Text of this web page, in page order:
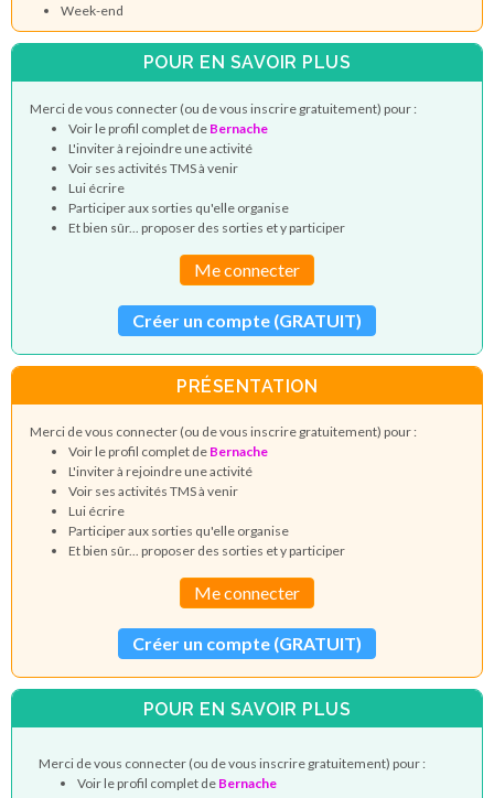
Week-end
POUR EN SAVOIR PLUS
Merci de vous connecter (ou de vous inscrire gratuitement) pour :
Voir le profil complet de Bernache
L'inviter à rejoindre une activité
Voir ses activités TMS à venir
Lui écrire
Participer aux sorties qu'elle organise
Et bien sûr... proposer des sorties et y participer
Me connecter
Créer un compte (GRATUIT)
PRÉSENTATION
Merci de vous connecter (ou de vous inscrire gratuitement) pour :
Voir le profil complet de Bernache
L'inviter à rejoindre une activité
Voir ses activités TMS à venir
Lui écrire
Participer aux sorties qu'elle organise
Et bien sûr... proposer des sorties et y participer
Me connecter
Créer un compte (GRATUIT)
POUR EN SAVOIR PLUS
Merci de vous connecter (ou de vous inscrire gratuitement) pour :
Voir le profil complet de Bernache